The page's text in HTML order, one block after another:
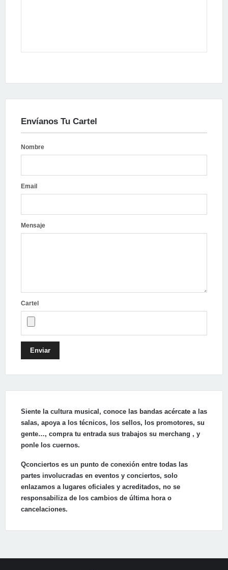
Envíanos Tu Cartel
Nombre
Email
Mensaje
Cartel
Enviar
Siente la cultura musical, conoce las bandas acércate a las
salas, apoya a los técnicos, los sellos, los promotores, su
gente…, compra tu entrada sus trabajos su merchang , y
ponle los cuernos.
Qconciertos es un punto de conexión entre todas las
partes involucradas en eventos y conciertos, solo
enlazamos a lugares oficiales y acreditados, no se
responsabiliza de los cambios de última hora o
cancelaciones.